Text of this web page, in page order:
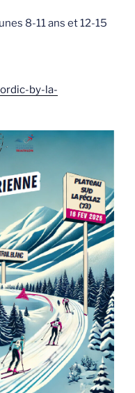
8-11 ans et 12-15
by-la-